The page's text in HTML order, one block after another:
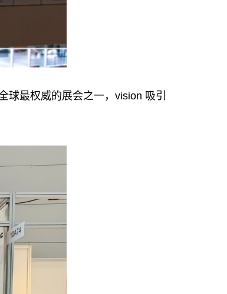
最权威的展会之一，vision 吸引